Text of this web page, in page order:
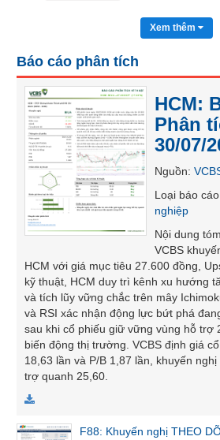
Xem thêm
Báo cáo phân tích
HCM:
Phân
30/07/
Nguồn:
Loại báo cáo
nghiệp
Nội dung
VCBS
HCM với giá mục tiêu 27.600 đồng,
kỹ thuật, HCM duy trì kênh xu hướng
và tích lũy vững chắc trên mây
và RSI xác nhận động lực bứt phá
sau khi cổ phiếu giữ vững vùng hỗ trợ
biến động thị trường. VCBS định giá
18,63 lần và P/B 1,87 lần, khuyến
trợ quanh 25,60.
F88: Khuyến nghị THEO
CHĂM
SÓC
SỨC
KHỎE
TÀI
CÔNG
NGHỆ
THÔNG
TIN